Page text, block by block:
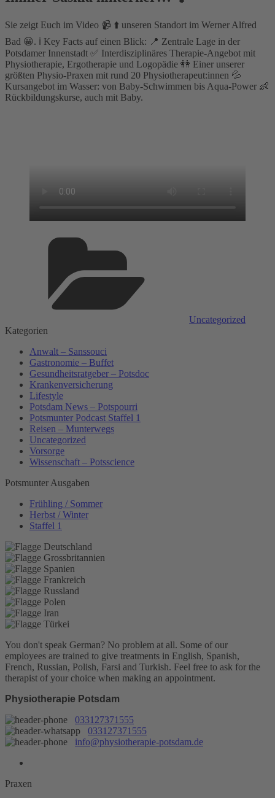
Sie zeigt Euch im Video 📹 ⬆️ unseren Standort im Werner Alfred
Bad 😀. ℹ️ Key Facts auf einen Blick: 📍 Zentrale Lage in der
Potsdamer Innenstadt ✅ Interdisziplinäres Therapie-Angebot mit
Physiotherapie, Ergotherapie und Logopädie 👭 Einer unserer
größten Physio-Praxen mit rund 20 Physiotherapeut:innen 💦
Kursangebot im Wasser: von Baby-Schwimmen bis Aqua-Power 👶
Rückbildungskurse, auch mit Baby.
Uncategorized
Kategorien
Anwalt – Sanssouci
Gastronomie – Buffet
Gesundheitsratgeber – Potsdoc
Krankenversicherung
Lifestyle
Potsdam News – Potspourri
Potsmunter Podcast Staffel 1
Reisen – Munterwegs
Uncategorized
Vorsorge
Wissenschaft – Potsscience
Potsmunter Ausgaben
Frühling / Sommer
Herbst / Winter
Staffel 1
You don't speak German? No problem at all. Some of our
employees are trained to give treatments in English, Spanish,
French, Russian, Polish, Farsi and Turkish. Feel free to ask for the
therapist of your choice when making an appointment.
Physiotherapie Potsdam
033127371555
033127371555
info@physiotherapie-potsdam.de
Praxen